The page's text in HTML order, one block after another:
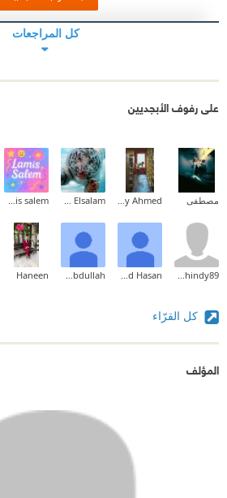
كل المراجعات
على رفوف الأبجديين
مصطفى
Haneen
كل القرّاء
المؤلف